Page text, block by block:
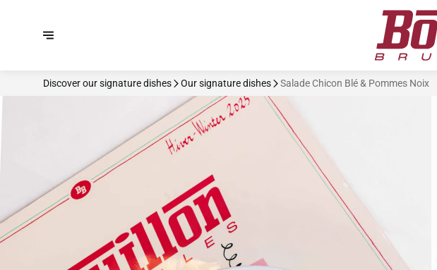
Discover our signature dishes Our signature dishes Salade Chicon Blé & Pommes Noix